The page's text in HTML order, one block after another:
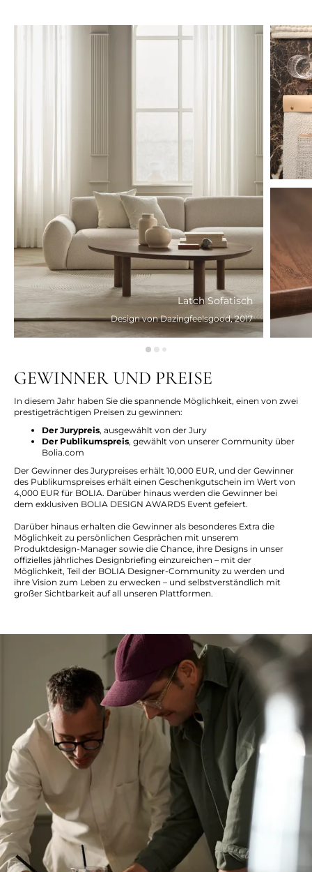
Latch Sofatisch
Design von Dazingfeelsgood, 2017
GEWINNER UND PREISE
In diesem Jahr haben Sie die spannende Möglichkeit, einen von zwei
prestigeträchtigen Preisen zu gewinnen:
Der Jurypreis, ausgewählt von der Jury
Der Publikumspreis, gewählt von unserer Community über
Bolia.com
Der Gewinner des Jurypreises erhält 10,000 EUR, und der Gewinner
des Publikumspreises erhält einen Geschenkgutschein im Wert von
4,000 EUR für BOLIA. Darüber hinaus werden die Gewinner bei
dem exklusiven BOLIA DESIGN AWARDS Event gefeiert.
Darüber hinaus erhalten die Gewinner als besonderes Extra die
Möglichkeit zu persönlichen Gesprächen mit unserem
Produktdesign-Manager sowie die Chance, ihre Designs in unser
offizielles jährliches Designbriefing einzureichen – mit der
Möglichkeit, Teil der BOLIA Designer-Community zu werden und
ihre Vision zum Leben zu erwecken – und selbstverständlich mit
großer Sichtbarkeit auf all unseren Plattformen.